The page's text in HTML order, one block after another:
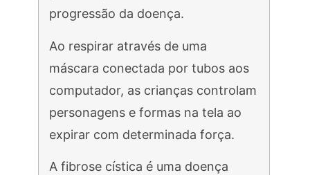
progressão da doença.
Ao respirar através de uma
máscara conectada por tubos aos
computador, as crianças controlam
personagens e formas na tela ao
expirar com determinada força.
A fibrose cística é uma doença